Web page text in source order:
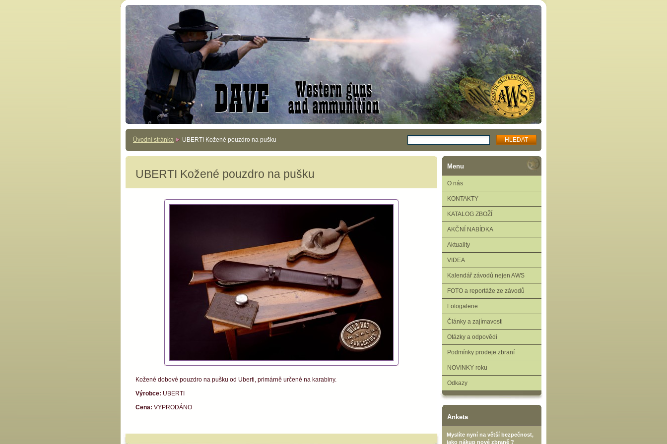
Úvodní stránka UBERTI Kožené pouzdro na pušku
UBERTI Kožené pouzdro na pušku
Kožené dobové pouzdro na pušku od Uberti, primárně určené na karabiny.
Výrobce: UBERTI
Cena: VYPRODÁNO
Menu
O nás
KONTAKTY
KATALOG ZBOŽÍ
AKČNÍ NABÍDKA
Aktuality
VIDEA
Kalendář závodů nejen AWS
FOTO a reportáže ze závodů
Fotogalerie
Články a zajímavosti
Otázky a odpovědi
Podmínky prodeje zbraní
NOVINKY roku
Odkazy
Anketa
Myslíte nyní na větší bezpečnost,
jako nákup nové zbraně ?